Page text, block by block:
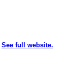
See full website.